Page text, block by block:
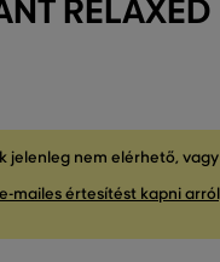
jelenleg nem elérhető,
mailes értesítést kapni